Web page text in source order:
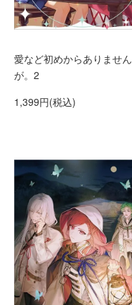
愛など初めからありません
が。2
1,399円(税込)